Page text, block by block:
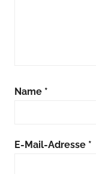
Name *
E-Mail-Adresse *